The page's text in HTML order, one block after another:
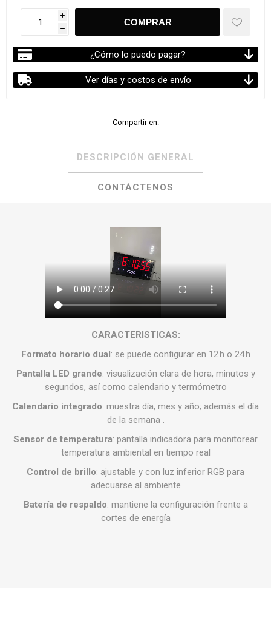
i
h
¿Cómo lo puedo pagar?
Ver días y costos de envío
Compartir en:
DESCRIPCIÓN GENERAL
CONTÁCTENOS
CARACTERISTICAS:
Formato horario dual: se puede configurar en 12 h o 24 h
Pantalla LED grande: visualización clara de hora, minutos y
segundos, así como calendario y termómetro
Calendario integrado: muestra día, mes y año; además el día
de la semana.
Sensor de temperatura: pantalla indicadora para monitorear
temperatura ambiental en tiempo real
Control de brillo: ajustable y con luz inferior RGB para
adecuarse al ambiente
Batería de respaldo: mantiene la configuración frente a
cortes de energía